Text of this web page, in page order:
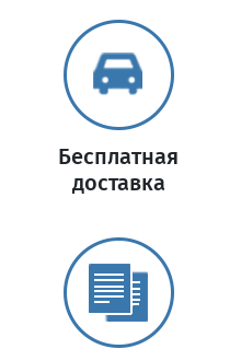
Бесплатная
доставка